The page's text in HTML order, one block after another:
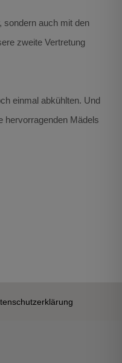
sondern auch mit den
zweite Vertretung
einmal abkühlten. Und
hervorragenden Mädels